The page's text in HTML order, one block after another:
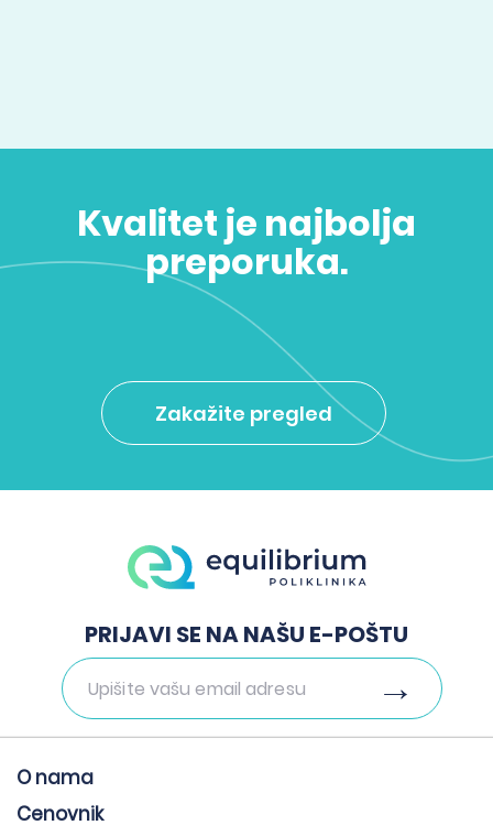
Kvalitet je najbolja
preporuka.
Zakažite pregled
PRIJAVI SE NA NAŠU E-POŠTU
O nama
Cenovnik